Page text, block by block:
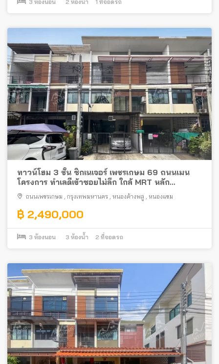
3 ห้องนอน 2 ห้องน้ำ 1 ที่จอดรถ
ทาวน์โฮม 3 ชั้น ซิกเนเจอร์ เพชรเกษม 69 ถนนเมน
โครงการ ทำเลดีเข้าซอยไม่ลึก ใกล้ MRT หลัก
สอง/BTS บางหว้า
ถนนเพชรเกษม กรุงเทพมหานคร หนองค้างพลู หนองแขม
฿ 2,490,000
3 ห้องนอน 3 ห้องน้ำ 2 ที่จอดรถ